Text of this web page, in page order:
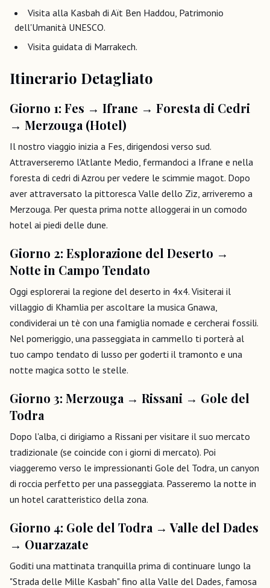
Visita alla Kasbah di Aït Ben Haddou, Patrimonio
dell'Umanità UNESCO.
Visita guidata di Marrakech.
Itinerario Detagliato
Giorno 1: Fes → Ifrane → Foresta di Cedri
→ Merzouga (Hotel)
Il nostro viaggio inizia a Fes, dirigendosi verso sud.
Attraverseremo l'Atlante Medio, fermandoci a Ifrane e nella
foresta di cedri di Azrou per vedere le scimmie magot. Dopo
aver attraversato la pittoresca Valle dello Ziz, arriveremo a
Merzouga. Per questa prima notte alloggerai in un comodo
hotel ai piedi delle dune.
Giorno 2: Esplorazione del Deserto →
Notte in Campo Tendato
Oggi esplorerai la regione del deserto in 4x4. Visiterai il
villaggio di Khamlia per ascoltare la musica Gnawa,
condividerai un tè con una famiglia nomade e cercherai fossili.
Nel pomeriggio, una passeggiata in cammello ti porterà al
tuo campo tendato di lusso per goderti il tramonto e una
notte magica sotto le stelle.
Giorno 3: Merzouga → Rissani → Gole del
Todra
Dopo l'alba, ci dirigiamo a Rissani per visitare il suo mercato
tradizionale (se coincide con i giorni di mercato). Poi
viaggeremo verso le impressionanti Gole del Todra, un canyon
di roccia perfetto per una passeggiata. Passeremo la notte in
un hotel caratteristico della zona.
Giorno 4: Gole del Todra → Valle del Dades
→ Ouarzazate
Goditi una mattinata tranquilla prima di continuare lungo la
"Strada delle Mille Kasbah" fino alla Valle del Dades, famosa